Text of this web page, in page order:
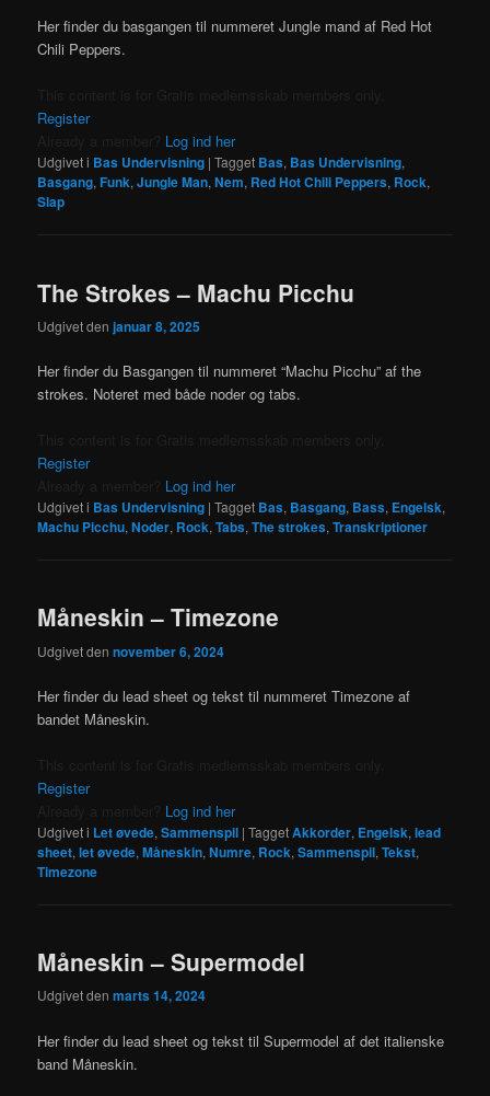
Her finder du basgangen til nummeret Jungle mand af Red Hot
Chili Peppers.
Register
Log ind her
Udgivet i Bas Undervisning |Tagget Bas, Bas Undervisning,
Basgang,Funk,Jungle Man,Nem, Red Hot Chili Peppers, Rock,
Slap
The Strokes – Machu Picchu
Udgivet denjanuar 8, 2025
Her finder du Basgangen til nummeret “Machu Picchu” af the
strokes. Noteret med både noder og tabs.
Register
Log ind her
Udgivet i Bas Undervisning |Tagget Bas, Basgang, Bass, Engelsk,
Machu Picchu,Noder, Rock,Tabs,The strokes,Transkriptioner
Måneskin – Timezone
Udgivet dennovember 6, 2024
Her finder du lead sheet og tekst til nummeret Timezone af
bandet Måneskin.
Register
Log ind her
Udgivet i Let øvede,Sammenspil |TaggetAkkorder, Engelsk,lead
sheet,let øvede,Måneskin,Numre, Rock,Sammenspil,Tekst,
Timezone
Måneskin – Supermodel
Udgivet denmarts 14, 2024
Her finder du lead sheet og tekst til Supermodel af det italienske
band Måneskin.